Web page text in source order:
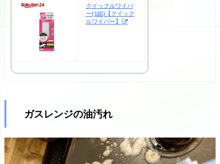
クイックルワイパ
ー(1組)【クイック
ルワイパー】
ガスレンジの油汚れ